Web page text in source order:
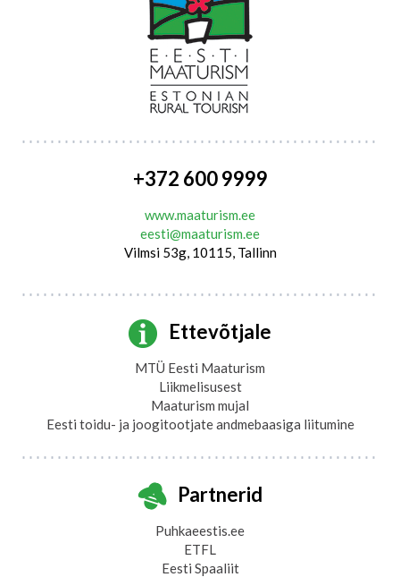
+372 600 9999
www.maaturism.ee
eesti@maaturism.ee
Vilmsi 53g, 10115, Tallinn
Ettevõtjale
MTÜ Eesti Maaturism
Liikmelisusest
Maaturism mujal
Eesti toidu- ja joogitootjate andmebaasiga liitumine
Partnerid
Puhkaeestis.ee
ETFL
Eesti Spaaliit